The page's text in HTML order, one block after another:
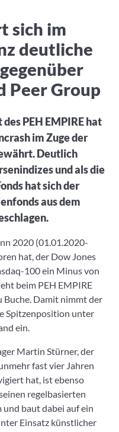
wissen müssen – so
zu den besten Fonds aus
aus über 35.000
und aktiven
Sie folgen
Partner-
Community-
Aufnahmen unserer
sich im
deutliche
Peer Group
PEH EMPIRE hat
im Zuge der
Deutlich
und als die
hat sich der
aus dem
2020 (01.01.2020-
hat, der Dow Jones
100 ein Minus von
beim PEH EMPIRE
Buche. Damit nimmt der
Spitzenposition unter
ein.
Martin Stürner, der
fast vier Jahren
hat, ist ebenso
regelbasierten
baut dabei auf ein
Einsatz künstlicher